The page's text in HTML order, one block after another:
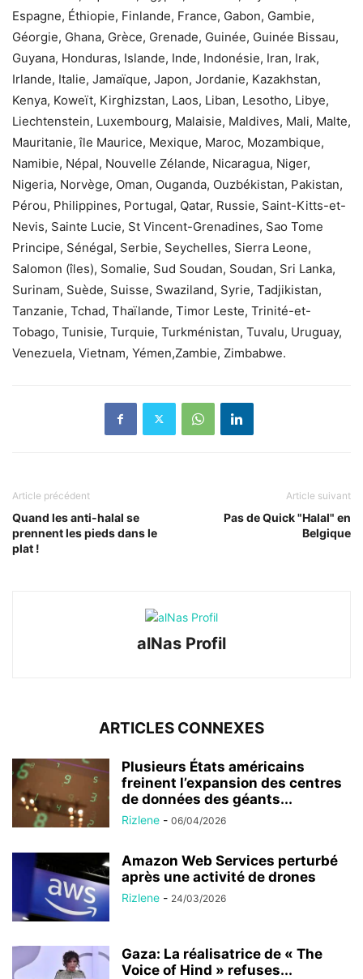
Espagne, Éthiopie, Finlande, France, Gabon, Gambie,
Géorgie, Ghana, Grèce, Grenade, Guinée, Guinée Bissau,
Guyana, Honduras, Islande, Inde, Indonésie, Iran, Irak,
Irlande, Italie, Jamaïque, Japon, Jordanie, Kazakhstan,
Kenya, Koweït, Kirghizstan, Laos, Liban, Lesotho, Libye,
Liechtenstein, Luxembourg, Malaisie, Maldives, Mali, Malte,
Mauritanie, île Maurice, Mexique, Maroc, Mozambique,
Namibie, Népal, Nouvelle Zélande, Nicaragua, Niger,
Nigeria, Norvège, Oman, Ouganda, Ouzbékistan, Pakistan,
Pérou, Philippines, Portugal, Qatar, Russie, Saint-Kitts-et-
Nevis, Sainte Lucie, St Vincent-Grenadines, Sao Tome
Principe, Sénégal, Serbie, Seychelles, Sierra Leone,
Salomon (îles), Somalie, Sud Soudan, Soudan, Sri Lanka,
Surinam, Suède, Suisse, Swaziland, Syrie, Tadjikistan,
Tanzanie, Tchad, Thaïlande, Timor Leste, Trinité-et-
Tobago, Tunisie, Turquie, Turkménistan, Tuvalu, Uruguay,
Venezuela, Vietnam, Yémen,Zambie, Zimbabwe.
Article précédent
Quand les anti-halal se
prennent les pieds dans le
plat !
Article suivant
Pas de Quick "Halal" en
Belgique
alNas Profil
ARTICLES CONNEXES
Plusieurs États américains
freinent l’expansion des centres
de données des géants...
Rizlene - 06/04/2026
Amazon Web Services perturbé
après une activité de drones
Rizlene - 24/03/2026
Gaza: La réalisatrice de « The
Voice of Hind » refuses...